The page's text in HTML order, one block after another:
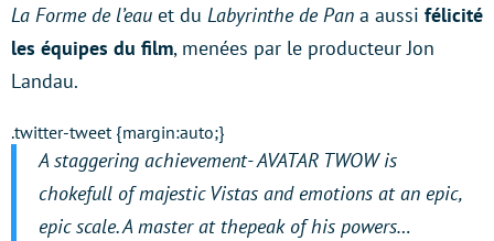
La Forme de l’eau et du Labyrinthe de Pan a aussi félicité
les équipes du film, menées par le producteur Jon
Landau.
.twitter-tweet {margin:auto;}
A staggering achievement- AVATAR TWOW is
chokefull of majestic Vistas and emotions at an epic,
epic scale. A master at thepeak of his powers…